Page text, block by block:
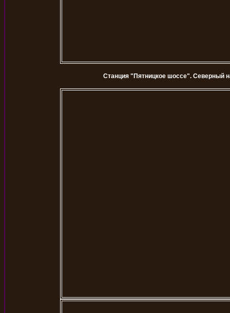
Станция "Пятницкое шоссе". Северный